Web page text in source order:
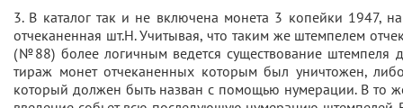
3. В каталог так и не включена монета 3 копейки 1947,
отчеканенная шт.Н. Учитывая, что таким же штемпелем
(№88) более логичным ведется существование штемпеля
тираж монет отчеканенных которым был уничтожен,
который должен быть назван с помощью нумерации. В то